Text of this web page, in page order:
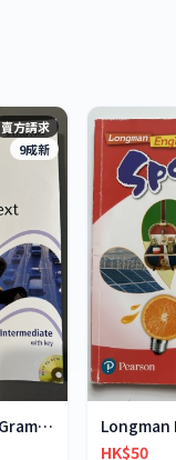
賣方請求
9成新
MacMillan English Grammar in Context
HK$50